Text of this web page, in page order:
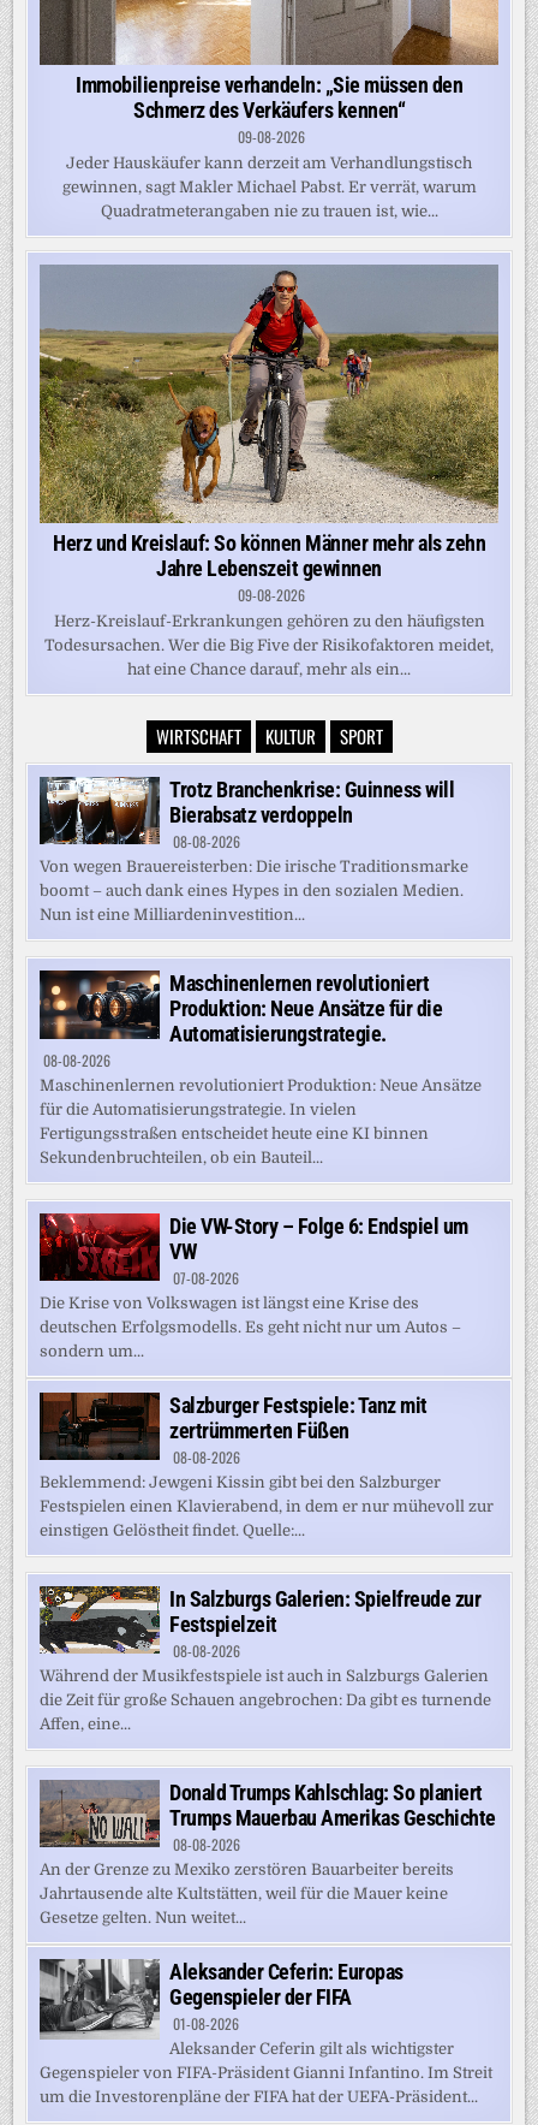
Immobilienpreise verhandeln: „Sie müssen den
Schmerz des Verkäufers kennen“
09-08-2026
Jeder Hauskäufer kann derzeit am Verhandlungstisch
gewinnen, sagt Makler Michael Pabst. Er verrät, warum
Quadratmeterangaben nie zu trauen ist, wie...
Herz und Kreislauf: So können Männer mehr als zehn
Jahre Lebenszeit gewinnen
09-08-2026
Herz-Kreislauf-Erkrankungen gehören zu den häufigsten
Todesursachen. Wer die Big Five der Risikofaktoren meidet,
hat eine Chance darauf, mehr als ein...
WIRTSCHAFT KULTUR SPORT
Trotz Branchenkrise: Guinness will
Bierabsatz verdoppeln
08-08-2026
Von wegen Brauereisterben: Die irische Traditionsmarke
boomt – auch dank eines Hypes in den sozialen Medien.
Nun ist eine Milliardeninvestition...
Maschinenlernen revolutioniert
Produktion: Neue Ansätze für die
Automatisierungstrategie.
08-08-2026
Maschinenlernen revolutioniert Produktion: Neue Ansätze
für die Automatisierungstrategie. In vielen
Fertigungsstraßen entscheidet heute eine KI binnen
Sekundenbruchteilen, ob ein Bauteil...
Die VW-Story – Folge 6: Endspiel um
VW
07-08-2026
Die Krise von Volkswagen ist längst eine Krise des
deutschen Erfolgsmodells. Es geht nicht nur um Autos –
sondern um...
Salzburger Festspiele: Tanz mit
zertrümmerten Füßen
08-08-2026
Beklemmend: Jewgeni Kissin gibt bei den Salzburger
Festspielen einen Klavierabend, in dem er nur mühevoll zur
einstigen Gelöstheit findet. Quelle:...
In Salzburgs Galerien: Spielfreude zur
Festspielzeit
08-08-2026
Während der Musikfestspiele ist auch in Salzburgs Galerien
die Zeit für große Schauen angebrochen: Da gibt es turnende
Affen, eine...
Donald Trumps Kahlschlag: So planiert
Trumps Mauerbau Amerikas Geschichte
08-08-2026
An der Grenze zu Mexiko zerstören Bauarbeiter bereits
Jahrtausende alte Kultstätten, weil für die Mauer keine
Gesetze gelten. Nun weitet...
Aleksander Ceferin: Europas
Gegenspieler der FIFA
01-08-2026
Aleksander Ceferin gilt als wichtigster
Gegenspieler von FIFA-Präsident Gianni Infantino. Im Streit
um die Investorenpläne der FIFA hat der UEFA-Präsident...